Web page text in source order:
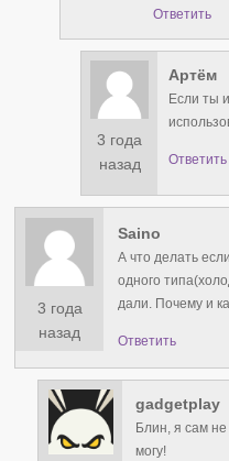
Ответить
3 года
назад
Артём
Если ты
Ответить
3 года
назад
Saino
А что делать
одного
дали. Почему и
Ответить
gadgetplay
Блин, я сам не
могу!